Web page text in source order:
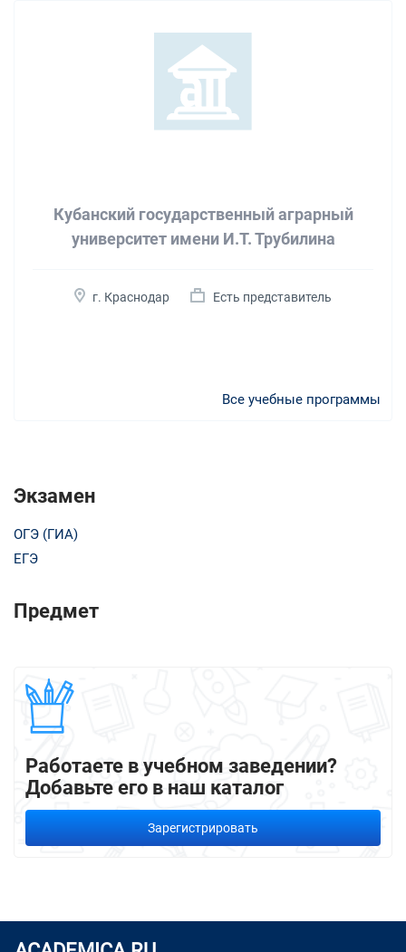
Кубанский государственный аграрный
университет имени И.Т. Трубилина
г. Краснодар Есть представитель
Все учебные программы
Экзамен
ОГЭ (ГИА)
ЕГЭ
Предмет
Работаете в учебном заведении?
Добавьте его в наш каталог
Зарегистрировать